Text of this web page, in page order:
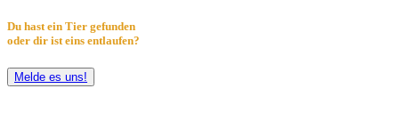
Du hast ein Tier gefunden
oder dir ist eins entlaufen?
Melde es uns!